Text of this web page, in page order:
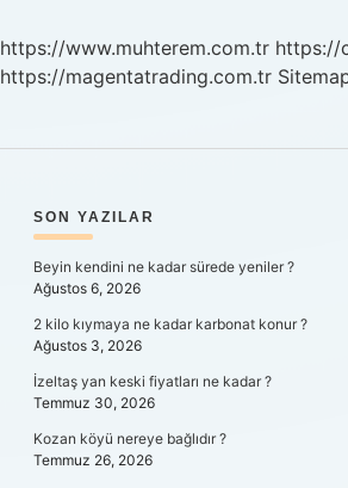
https://www.muhterem.com.tr https://
https://magentatrading.com.tr
SIDEBAR
SON YAZILAR
Beyin kendini ne kadar sürede yeniler ?
Ağustos 6, 2026
2 kilo kıymaya ne kadar karbonat konur ?
Ağustos 3, 2026
İzeltaş yan keski fiyatları ne kadar ?
Temmuz 30, 2026
Kozan köyü nereye bağlıdır ?
Temmuz 26, 2026